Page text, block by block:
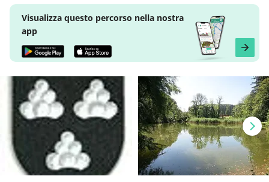
Visualizza questo percorso nella nostra
app